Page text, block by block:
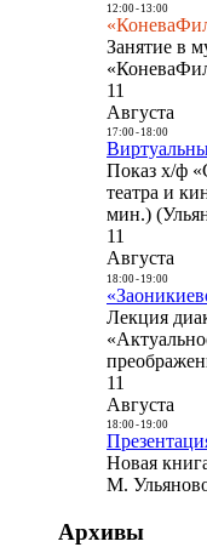
12:00- 13:00
Занятие в
11
Августа
17:00- 18:00
Показ х/ф
театра и
мин.)
11
Августа
18:00- 19:00
Лекция
11
Августа
18:00- 19:00
Новая
М.
Архивы